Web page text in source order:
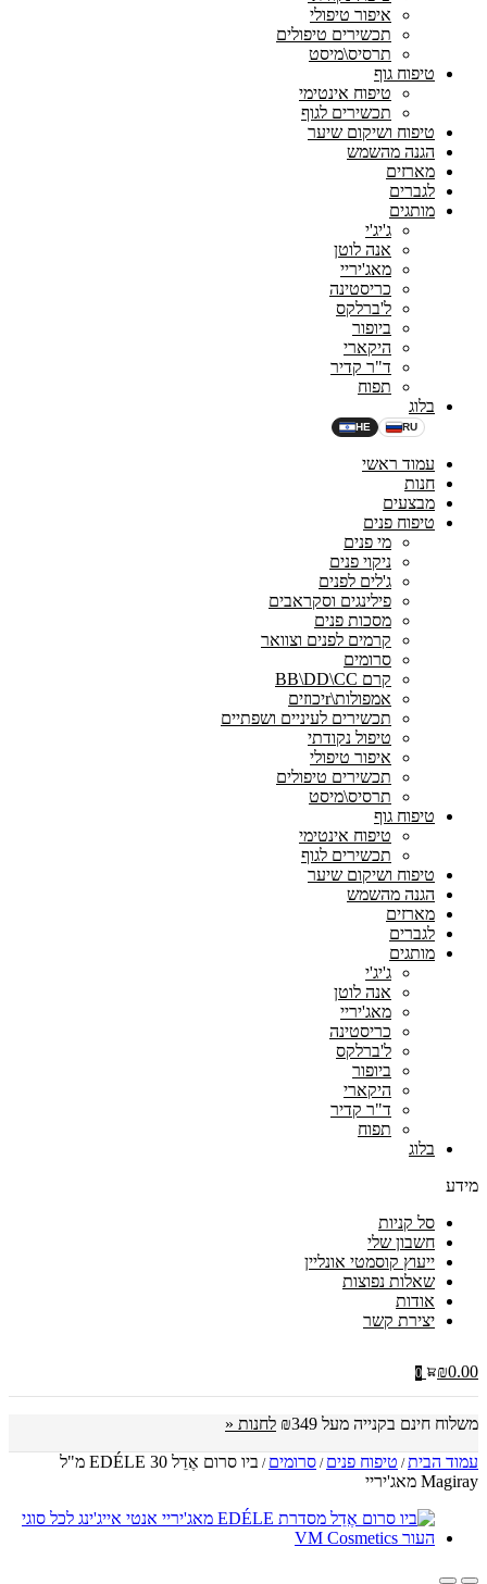
איפור טיפולי
תכשירים טיפולים
תרסיס\מיסט
טיפוח גוף
טיפוח אינטימי
תכשירים לגוף
טיפוח ושיקום שיער
הגנה מהשמש
מארזים
לגברים
מותגים
ג'יג'י
אנה לוטן
מאג'יריי
כריסטינה
ל'ברלקס
ביופור
היקארי
ד"ר קדיר
תפוח
בלוג
HE RU
עמוד ראשי
חנות
מבצעים
טיפוח פנים
מי פנים
ניקוי פנים
ג'לים לפנים
פילינגים וסקראבים
מסכות פנים
קרמים לפנים וצוואר
סרומים
קרם BB\DD\CC
אמפולות\rיכוזים
תכשירים לעיניים ושפתיים
טיפול נקודתי
איפור טיפולי
תכשירים טיפולים
תרסיס\מיסט
טיפוח גוף
טיפוח אינטימי
תכשירים לגוף
טיפוח ושיקום שיער
הגנה מהשמש
מארזים
לגברים
מותגים
ג'יג'י
אנה לוטן
מאג'יריי
כריסטינה
ל'ברלקס
ביופור
היקארי
ד"ר קדיר
תפוח
בלוג
מידע
סל קניות
חשבון שלי
ייעוץ קוסמטי אונליין
שאלות נפוצות
אודות
יצירת קשר
₪0.00
0
משלוח חינם בקנייה מעל ₪349 לחנות «
עמוד הבית/ טיפוח פנים / סרומים /
ביו סרום אֶדֵל EDÉLE 30 מ"ל
Magiray מאג'יריי